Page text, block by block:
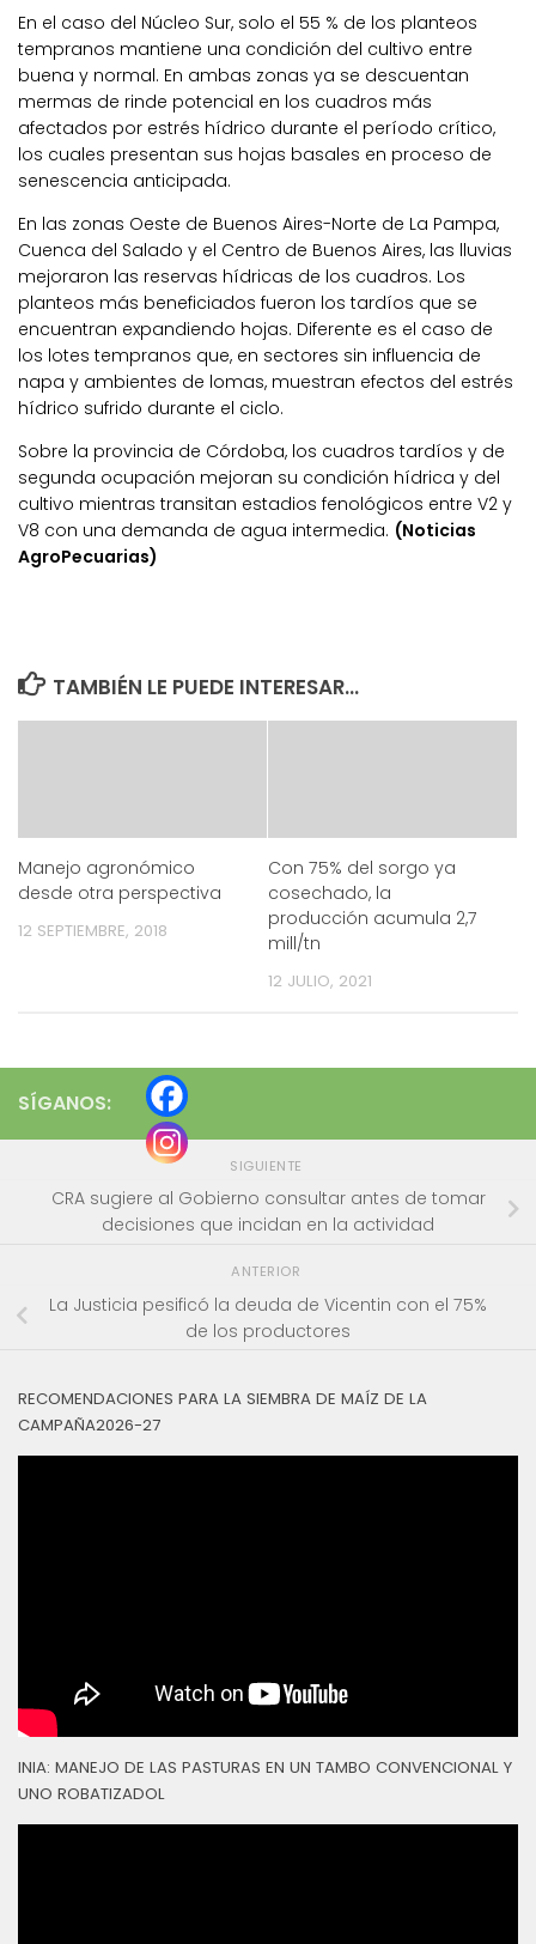
En el caso del Núcleo Sur, solo el 55 % de los planteos
tempranos mantiene una condición del cultivo entre
buena y normal. En ambas zonas ya se descuentan
mermas de rinde potencial en los cuadros más
afectados por estrés hídrico durante el período crítico,
los cuales presentan sus hojas basales en proceso de
senescencia anticipada.
En las zonas Oeste de Buenos Aires-Norte de La Pampa,
Cuenca del Salado y el Centro de Buenos Aires, las lluvias
mejoraron las reservas hídricas de los cuadros. Los
planteos más beneficiados fueron los tardíos que se
encuentran expandiendo hojas. Diferente es el caso de
los lotes tempranos que, en sectores sin influencia de
napa y ambientes de lomas, muestran efectos del estrés
hídrico sufrido durante el ciclo.
Sobre la provincia de Córdoba, los cuadros tardíos y de
segunda ocupación mejoran su condición hídrica y del
cultivo mientras transitan estadios fenológicos entre V2 y
V8 con una demanda de agua intermedia. (Noticias
AgroPecuarias)
TAMBIÉN LE PUEDE INTERESAR...
Manejo agronómico
desde otra perspectiva
12 SEPTIEMBRE, 2018
Con 75% del sorgo ya
cosechado, la
producción acumula 2,7
mill/tn
12 JULIO, 2021
SÍGANOS:
SIGUIENTE
CRA sugiere al Gobierno consultar antes de tomar
decisiones que incidan en la actividad
ANTERIOR
La Justicia pesificó la deuda de Vicentin con el 75%
de los productores
RECOMENDACIONES PARA LA SIEMBRA DE MAÍZ DE LA
CAMPAÑA2026-27
INIA: MANEJO DE LAS PASTURAS EN UN TAMBO CONVENCIONAL Y
UNO ROBATIZADOL